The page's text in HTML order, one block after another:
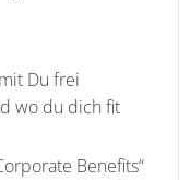
Du frei
wo du dich fit
Benefits“